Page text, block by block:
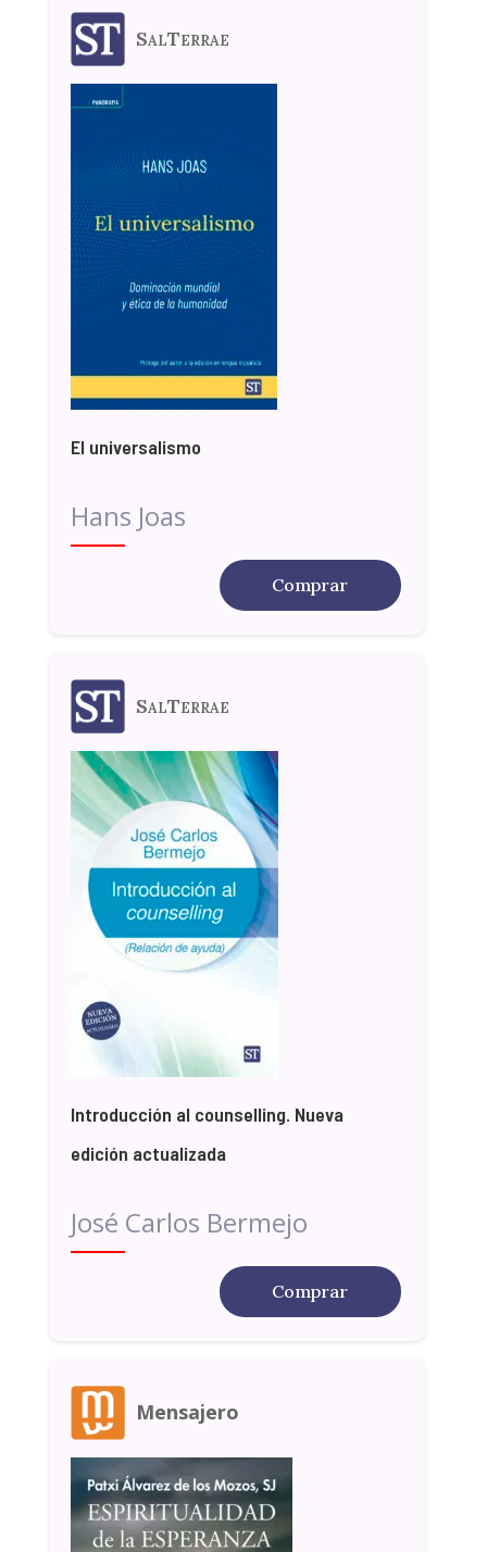
SalTerrae
El universalismo
Hans Joas
Comprar
SalTerrae
Introducción al counselling. Nueva
edición actualizada
José Carlos Bermejo
Comprar
Mensajero